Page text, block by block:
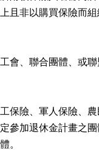
且非以購買保險而
會、聯合團體、或
保險、軍人保險、
參加退休金計畫之
。